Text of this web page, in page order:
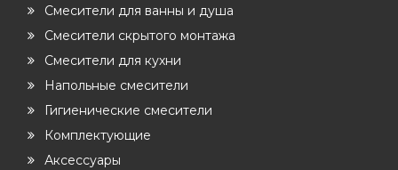
Смесители для ванны и душа
Смесители скрытого монтажа
Смесители для кухни
Напольные смесители
Гигиенические смесители
Комплектующие
Аксессуары